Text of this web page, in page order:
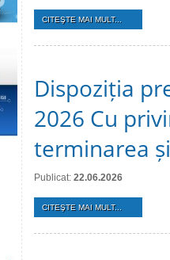
CITEŞTE MAI MULT...
Dispoziția
2026 Cu
terminarea
Publicat: 22.06.2026
CITEŞTE MAI MULT...